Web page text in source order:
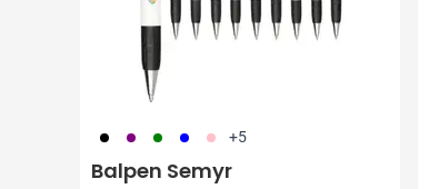
001 024 004 005 017 +5
Balpen Semyr